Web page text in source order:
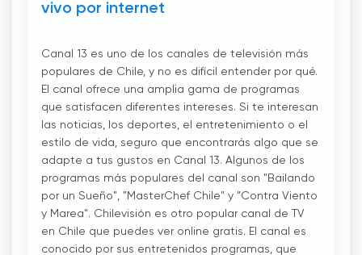
vivo por internet
Canal 13 es uno de los canales de televisión más
populares de Chile, y no es difícil entender por qué.
El canal ofrece una amplia gama de programas
que satisfacen diferentes intereses. Si te interesan
las noticias, los deportes, el entretenimiento o el
estilo de vida, seguro que encontrarás algo que se
adapte a tus gustos en Canal 13. Algunos de los
programas más populares del canal son "Bailando
por un Sueño", "MasterChef Chile" y "Contra Viento
y Marea". Chilevisión es otro popular canal de TV
en Chile que puedes ver online gratis. El canal es
conocido por sus entretenidos programas, que